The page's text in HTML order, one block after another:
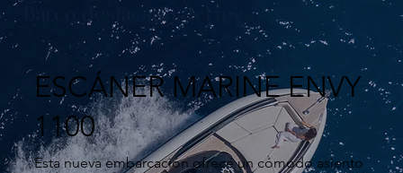
Barco destacado del mes
ESCÁNER MARINE ENVY
1100
Esta nueva embarcación ofrece un cómodo asiento